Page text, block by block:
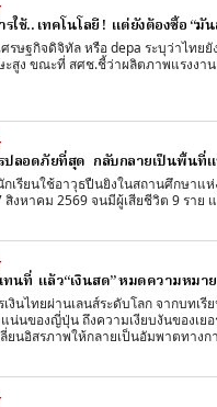
รใช้.. เทคโนโลยี ! แต่ยังต้องซื้อ “
ศรษฐกิจดิจิทัล หรือ depa ระบุว่าไท
สูง ขณะที่ สศช.ชี้ว่าผลิตภาพแรงงา
รปลอดภัยที่สุด กลับกลายเป็นพื้นที่
เรียนใช้อาวุธปืนยิงในสถานศึกษาแ
นนทบุรี เมื่อวันที่ 7 สิงหาคม 2569 จนมีผู้
ทนที่ แล้ว“เงินสด” หมดความหมา
งินไทยผ่านเลนส์ระดับโลก จากบทเรี
น่นของญี่ปุ่น ถึงความเงียบงันของเย
ลี่ยนอิสรภาพให้กลายเป็นอัมพาตทาง